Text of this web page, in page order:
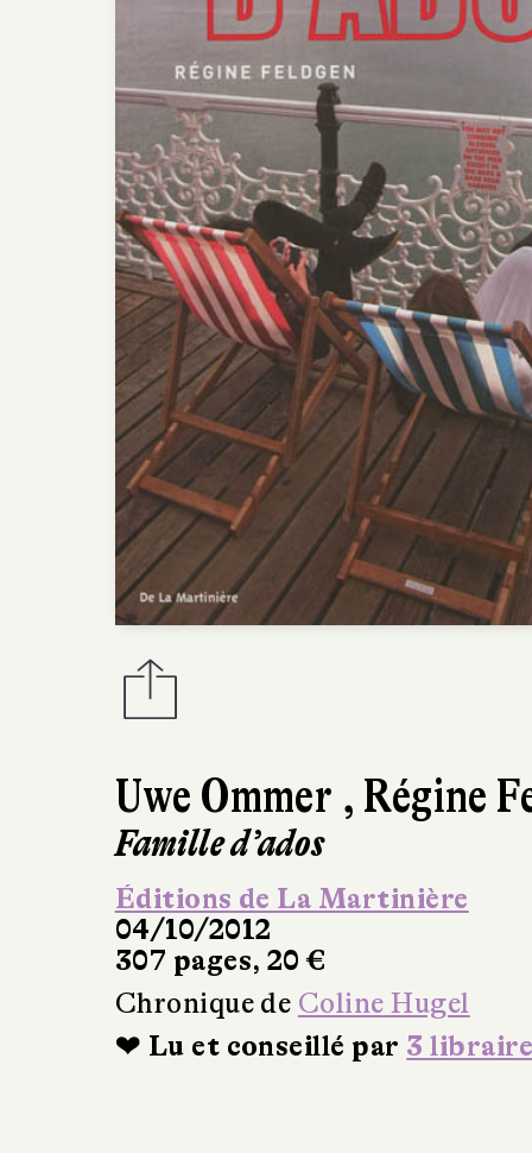
Uwe Ommer , Régine
Famille d’ados
Éditions de La Martinière
04/10/2012
307 pages, 20 €
Chronique de Coline Hugel
❤ Lu et conseillé par 3